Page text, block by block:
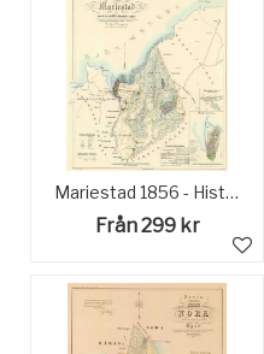
Mariestad 1856 - Historisk Karta
Från 299 kr